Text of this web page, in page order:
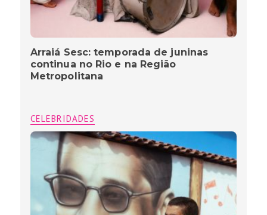
Arraiá Sesc: temporada de juninas
continua no Rio e na Região
Metropolitana
CELEBRIDADES